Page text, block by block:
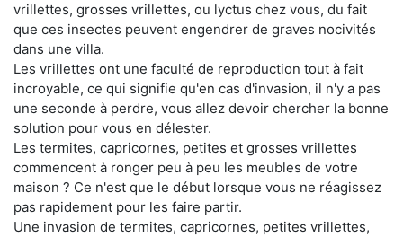
vrillettes, grosses vrillettes, ou lyctus chez vous, du fait
que ces insectes peuvent engendrer de graves nocivités
dans une villa.
Les vrillettes ont une faculté de reproduction tout à fait
incroyable, ce qui signifie qu'en cas d'invasion, il n'y a pas
une seconde à perdre, vous allez devoir chercher la bonne
solution pour vous en délester.
Les termites, capricornes, petites et grosses vrillettes
commencent à ronger peu à peu les meubles de votre
maison ? Ce n'est que le début lorsque vous ne réagissez
pas rapidement pour les faire partir.
Une invasion de termites, capricornes, petites vrillettes,